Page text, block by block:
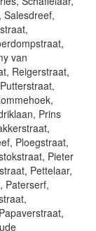
Salesdreef,
van
Reigerstraat,
Prins
Ploegstraat,
Pieter
Pettelaar,
Paterserf,